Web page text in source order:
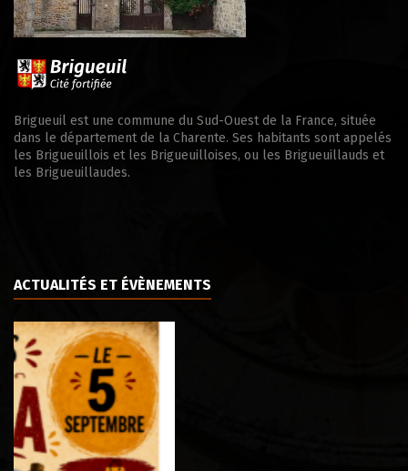
Brigueuil est une commune du Sud-Ouest de la France, située
dans le département de la Charente. Ses habitants sont appelés
les Brigueuillois et les Brigueuilloises, ou les Brigueuillauds et
les Brigueuillaudes.
ACTUALITÉS ET ÉVÈNEMENTS